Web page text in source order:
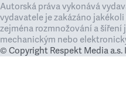
Autorská práva vykonává
vydavatele je zakázáno
zejména rozmnožování a šíření
mechanickým nebo
© Copyright Respekt Media a.s.